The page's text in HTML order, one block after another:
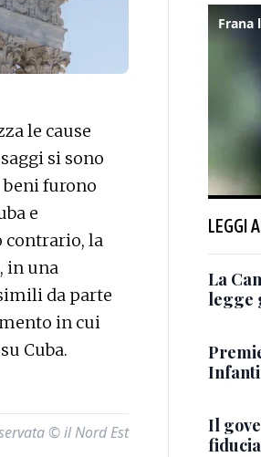
le cause
si sono
furono
e
contrario, la
in una
da parte
in cui
Cuba.
© il Nord Est
LEGGI
La
legge
Il